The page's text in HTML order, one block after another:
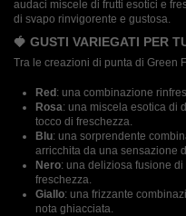
audaci miscele di frutti esotici e
di svapo rinvigorente e gustosa.
🍓 GUSTI VARIEGATI PER
Tra le creazioni di punta di Green
Red: una combinazione
Rosa: una miscela esotica di
tocco di freschezza.
Blu: una sorprendente
arricchita da una sensazione
Nero: una deliziosa fusione
freschezza.
Giallo: una frizzante
nota ghiacciata.